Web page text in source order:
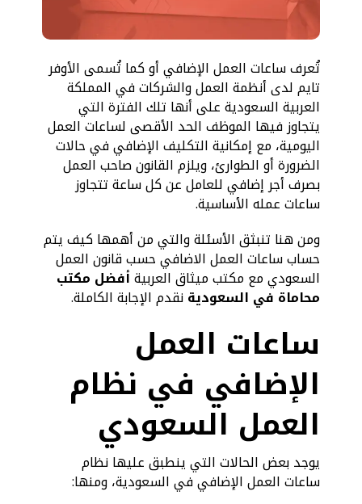
تُعرف ساعات العمل الإضافي أو كما تُسمى الأوفر
تايم لدى أنظمة العمل والشركات في المملكة
العربية السعودية على أنها تلك الفترة التي
يتجاوز فيها الموظف الحد الأقصى لساعات العمل
اليومية، مع إمكانية التكليف الإضافي في حالات
الضرورة أو الطوارئ، ويلزم القانون صاحب العمل
بصرف أجر إضافي للعامل عن كل ساعة تتجاوز
ساعات عمله الأساسية.
ومن هنا تنبثق الأسئلة والتي من أهمها كيف يتم
حساب ساعات العمل الاضافي حسب قانون العمل
السعودي مع مكتب ميثاق العربيةأفضل مكتب
محاماة في السعوديةنقدم الإجابة الكاملة.
ساعات العمل
الإضافي في نظام
العمل السعودي
يوجد بعض الحالات التي ينطبق عليها نظام
ساعات العمل الإضافي في السعودية، ومنها: